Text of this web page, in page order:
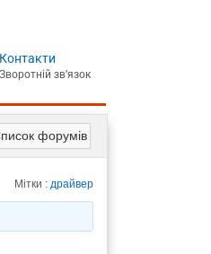
Контакти
форумів
Мітки : драйвер